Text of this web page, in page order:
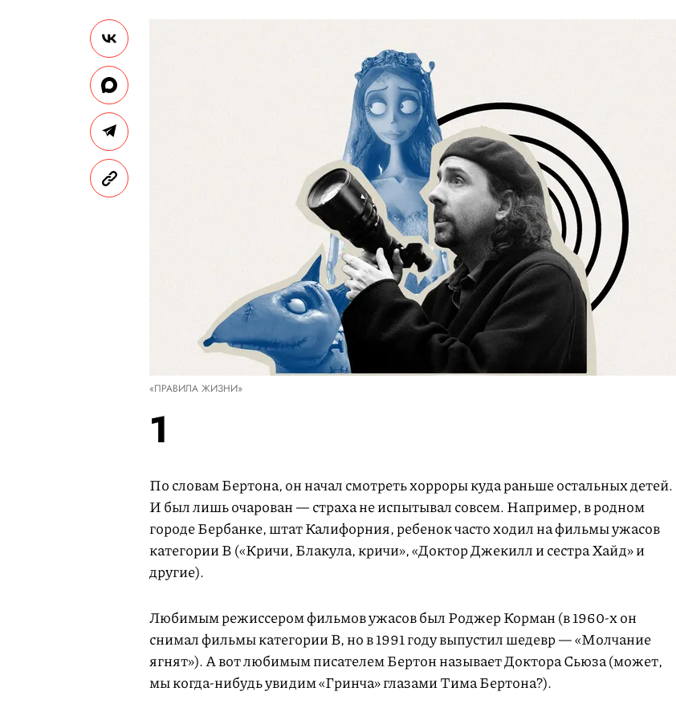
«ПРАВИЛА ЖИЗНИ»
1
По словам Бертона, он начал смотреть хорроры куда раньше остальных детей.
И был лишь очарован — страха не испытывал совсем. Например, в родном
городе Бербанке, штат Калифорния, ребенок часто ходил на фильмы ужасов
категории B («Кричи, Блакула, кричи», «Доктор Джекилл и сестра Хайд» и
другие).
Любимым режиссером фильмов ужасов был Роджер Корман (в 1960-х он
снимал фильмы категории B, но в 1991 году выпустил шедевр — «Молчание
ягнят»). А вот любимым писателем Бертон называет Доктора Сьюза (может,
мы когда-нибудь увидим «Гринча» глазами Тима Бертона?).